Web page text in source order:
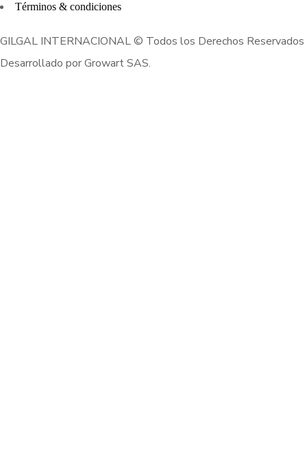
Términos & condiciones
GILGAL INTERNACIONAL © Todos los Derechos Reservados
Desarrollado por Growart SAS.